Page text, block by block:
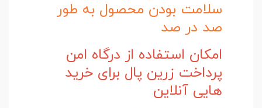
سلامت بودن محصول به طور
صد در صد
امکان استفاده از درگاه امن
پرداخت زرین پال برای خرید
هایی آنلاین